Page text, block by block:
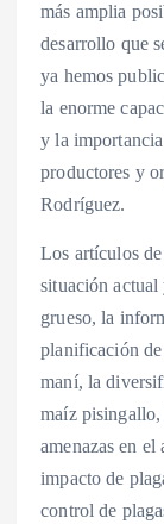
más amplia
desarrollo que
ya hemos
la enorme
y la
productores y
Rodríguez.
Los artículos
situación
grueso, la
planificación
maní, la
maíz pisingallo,
amenazas en
impacto de
control de